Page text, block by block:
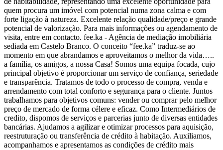
quem procura um imóvel com potencial numa zona calma e com
forte ligação à natureza. Excelente relação qualidade/preço e grande
potencial de valorização. Para mais informações ou agendamento de
visita, entre em contacto. fee.ka - Agência de mediação imobiliária
sediada em Castelo Branco. O conceito “fee.ka” traduz-se ao
momento em que abrandamos e aproveitamos o melhor da vida…..
a família, os amigos, a nossa Casa! Somos uma equipa focada, cujo
principal objetivo é proporcionar um serviço de confiança, seriedade
e transparência. Tratamos de todo o processo de compra, venda e
arrendamento com total conforto e segurança para o cliente. Juntos
trabalhamos para objetivos comuns: vender ou comprar pelo melhor
preço de mercado de forma célere e eficaz. Como Intermediários de
credito, dispomos de serviços e parcerias junto de diversas entidades
bancárias. Ajudamos a agilizar e otimizar processos para aquisição,
reestruturação ou transferência de crédito à habitação. Auxiliamos,
acompanhamos e apresentamos as condições de crédito mais